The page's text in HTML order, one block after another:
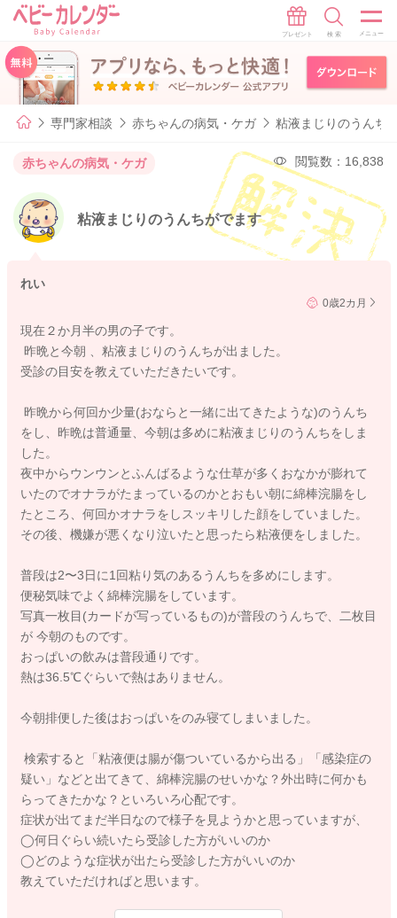
専門家相談 赤ちゃんの病気・ケガ 粘液まじりのうんち
赤ちゃんの病気・ケガ 閲覧数：16,838
粘液まじりのうんちがでます
れい
0歳2カ月
現在２か月半の男の子です。
昨晩と今朝 、粘液まじりのうんちが出ました。
受診の目安を教えていただきたいです。
昨晩から何回か少量(おならと一緒に出てきたような)のうんち
をし、昨晩は普通量、今朝は多めに粘液まじりのうんちをしま
した。
夜中からウンウンとふんばるような仕草が多くおなかが膨れて
いたのでオナラがたまっているのかとおもい朝に綿棒浣腸をし
たところ、何回かオナラをしスッキリした顔をしていました。
その後、機嫌が悪くなり泣いたと思ったら粘液便をしました。
普段は2〜3日に1回粘り気のあるうんちを多めにします。
便秘気味でよく綿棒浣腸をしています。
写真一枚目(カードが写っているもの)が普段のうんちで、二枚目
が 今朝のものです。
おっぱいの飲みは普段通りです。
熱は36.5℃ぐらいで熱はありません。
今朝排便した後はおっぱいをのみ寝てしまいました。
検索すると「粘液便は腸が傷ついているから出る」「感染症の
疑い」などと出てきて、綿棒浣腸のせいかな？外出時に何かも
らってきたかな？といろいろ心配です。
症状が出てまだ半日なので様子を見ようかと思っていますが、
◯何日ぐらい続いたら受診した方がいいのか
◯どのような症状が出たら受診した方がいいのか
教えていただければと思います。